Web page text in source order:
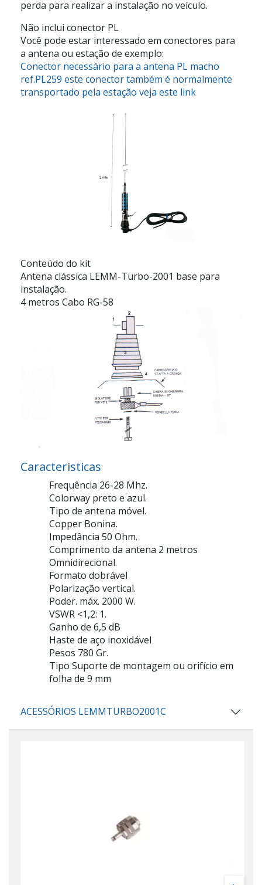
perda para realizar a instalação no veículo.
Não inclui conector PL
Você pode estar interessado em conectores para
a antena ou estação de exemplo:
Conector necessário para a antena PL macho
ref.PL259 este conector também é normalmente
transportado pela estação veja este link
Conteúdo do kit
Antena clássica LEMM-Turbo-2001 base para
instalação.
4 metros Cabo RG-58
Caracteristicas
Frequência 26-28 Mhz.
Colorway preto e azul.
Tipo de antena móvel.
Copper Bonina.
Impedância 50 Ohm.
Comprimento da antena 2 metros
Omnidirecional.
Formato dobrável
Polarização vertical.
Poder. máx. 2000 W.
VSWR <1,2: 1.
Ganho de 6,5 dB
Haste de aço inoxidável
Pesos 780 Gr.
Tipo Suporte de montagem ou orifício em
folha de 9 mm
ACESSÓRIOS LEMMTURBO2001C